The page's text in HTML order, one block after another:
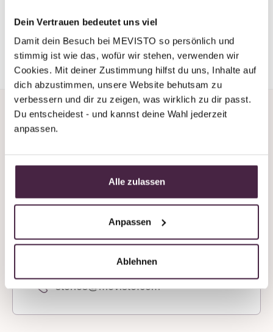
Dein Vertrauen bedeutet uns viel
Damit dein Besuch bei MEVISTO so persönlich und
stimmig ist wie das, wofür wir stehen, verwenden wir
Cookies. Mit deiner Zustimmung hilfst du uns, Inhalte auf
dich abzustimmen, unsere Website behutsam zu
verbessern und dir zu zeigen, was wirklich zu dir passt.
Du entscheidest - und kannst deine Wahl jederzeit
anpassen.
Alle zulassen
Anpassen
Ablehnen
*(Mevisto burial=anonymous burial, the ashes will be
scattered on the Mevisto grave in Austria)
Do you need support or
advice?
We’re always available by phone, even at
weekends!
+43 7619 22 122 - 160
stones@mevisto.com